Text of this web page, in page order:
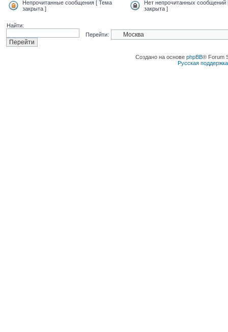
Непрочитанные сообщения [ Тема
закрыта ]
Нет непрочитанных сообщений
закрыта ]
Найти:
Перейти:
Создано на основе phpBB® Forum
Русская